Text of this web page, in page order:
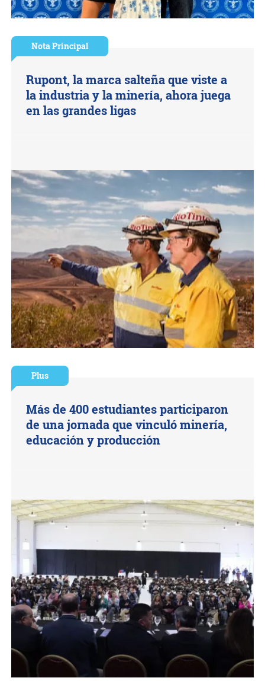
Nota Principal
Rupont, la marca salteña que viste a
la industria y la minería, ahora juega
en las grandes ligas
Plus
Más de 400 estudiantes participaron
de una jornada que vinculó minería,
educación y producción